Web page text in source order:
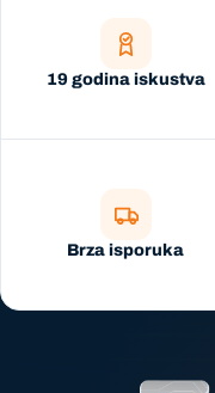
19 godina iskustva
Brza isporuka